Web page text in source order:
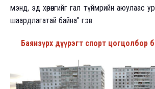
мэнд, эд хөрөнгийг гал түймрийн аюулаас
шаардлагатай байна” гэв.
Баянзүрх дүүрэгт спорт цогцолбор